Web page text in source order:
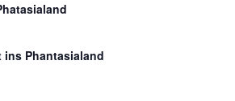
ins Phantasialand